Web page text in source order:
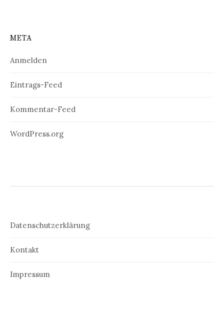
META
Anmelden
Eintrags-Feed
Kommentar-Feed
WordPress.org
Datenschutzerklärung
Kontakt
Impressum